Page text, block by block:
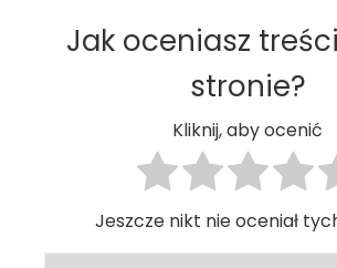
Jak oceniasz
stronie?
Kliknij, aby ocenić
Jeszcze nikt nie oceniał